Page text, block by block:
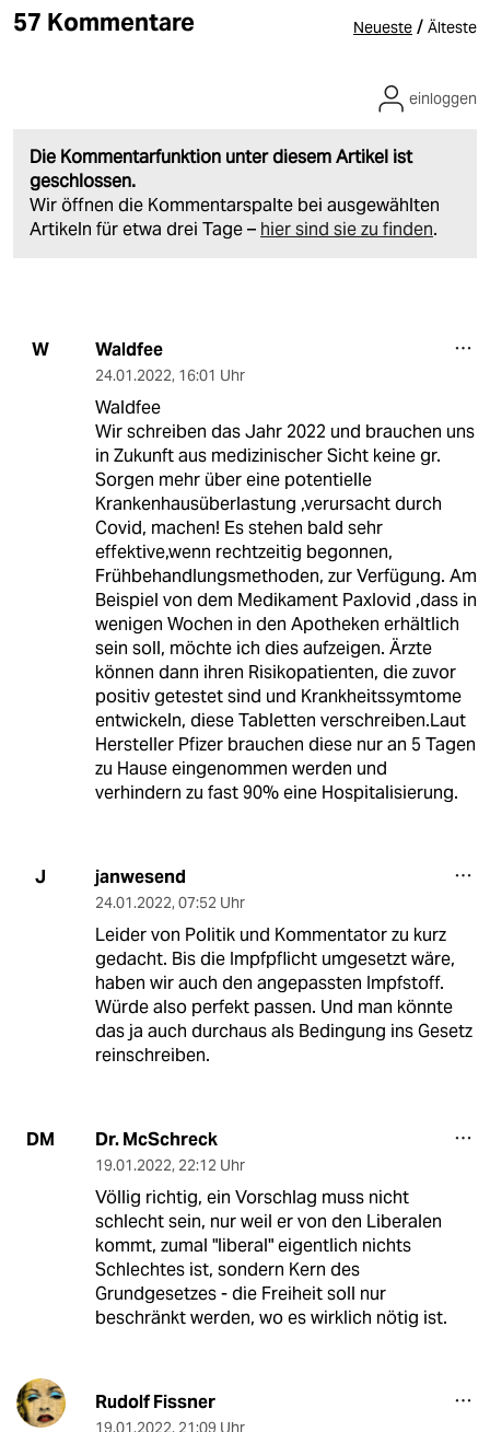
57 Kommentare Neueste / Älteste
Die Kommentarfunktion unter diesem Artikel ist
geschlossen.
Wir öffnen die Kommentarspalte bei ausgewählten
Artikeln für etwa drei Tage – hier sind sie zu finden.
einloggen
W Waldfee
24.01.2022, 16:01 Uhr
Waldfee
Wir schreiben das Jahr 2022 und brauchen uns
in Zukunft aus medizinischer Sicht keine gr.
Sorgen mehr über eine potentielle
Krankenhausüberlastung ,verursacht durch
Covid, machen! Es stehen bald sehr
effektive,wenn rechtzeitig begonnen,
Frühbehandlungsmethoden, zur Verfügung. Am
Beispiel von dem Medikament Paxlovid ,dass in
wenigen Wochen in den Apotheken erhältlich
sein soll, möchte ich dies aufzeigen. Ärzte
können dann ihren Risikopatienten, die zuvor
positiv getestet sind und Krankheitssymtome
entwickeln, diese Tabletten verschreiben.Laut
Hersteller Pfizer brauchen diese nur an 5 Tagen
zu Hause eingenommen werden und
verhindern zu fast 90% eine Hospitalisierung.
J janwesend
24.01.2022, 07:52 Uhr
Leider von Politik und Kommentator zu kurz
gedacht. Bis die Impfpflicht umgesetzt wäre,
haben wir auch den angepassten Impfstoff.
Würde also perfekt passen. Und man könnte
das ja auch durchaus als Bedingung ins Gesetz
reinschreiben.
DM Dr. McSchreck
19.01.2022, 22:12 Uhr
Völlig richtig, ein Vorschlag muss nicht
schlecht sein, nur weil er von den Liberalen
kommt, zumal "liberal" eigentlich nichts
Schlechtes ist, sondern Kern des
Grundgesetzes - die Freiheit soll nur
beschränkt werden, wo es wirklich nötig ist.
Rudolf Fissner
19.01.2022, 21:09 Uhr